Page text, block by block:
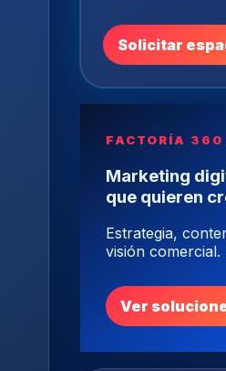
Solicitar
FACTORÍA 360
Marketing
que quieren
Estrategia,
visión comercial.
Ver